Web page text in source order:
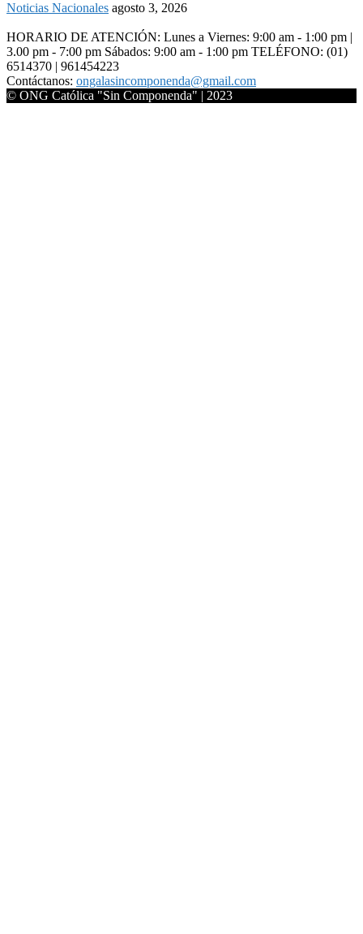
Noticias Nacionales agosto 3, 2026
HORARIO DE ATENCIÓN: Lunes a Viernes: 9:00 am - 1:00 pm |
3.00 pm - 7:00 pm Sábados: 9:00 am - 1:00 pm TELÉFONO: (01)
6514370 | 961454223
Contáctanos: ongalasincomponenda@gmail.com
© ONG Católica "Sin Componenda" | 2023